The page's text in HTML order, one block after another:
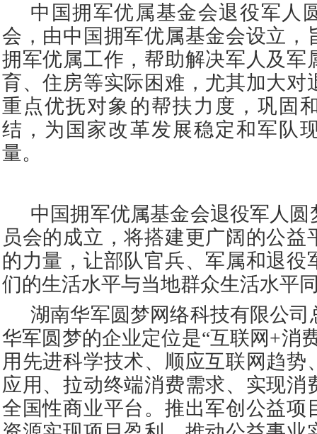
中国拥军优属基金会退役军人
会，由中国拥军优属基金会设立，
拥军优属工作，帮助解决军人及军
育、住房等实际困难，尤其加大对
重点优抚对象的帮扶力度，巩固
结，为国家改革发展稳定和军队
量。
中国拥军优属基金会退役军人
员会的成立，将搭建更广阔的公益
的力量，让部队官兵、军属和退役
们的生活水平与当地群众生活水平
湖南华军圆梦网络科技有限公
华军圆梦的企业定位是“互联网+消
用先进科学技术、顺应互联网趋势
应用、拉动终端消费需求、实现消
全国性商业平台。推出军创公益项